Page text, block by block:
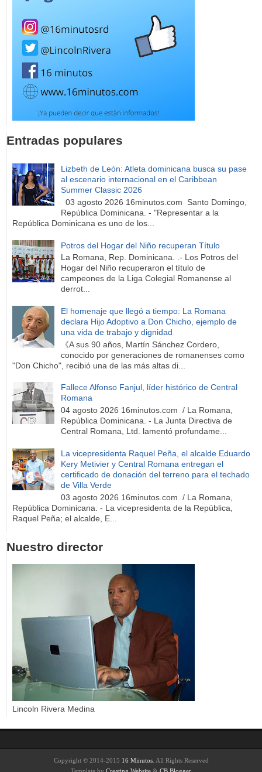
Entradas populares
Lizbeth de León: Atleta dominicana busca su pase
al escenario internacional en el Caribbean
Summer Classic 2026
03 agosto 2026 16minutos.com Santo Domingo,
República Dominicana. - "Representar a la
República Dominicana es uno de los...
Potros del Hogar del Niño recuperan Título
La Romana, Rep. Dominicana. .- Los Potros del
Hogar del Niño recuperaron el título de
campeones de la Liga Colegial Romanense al
derrot...
El homenaje que llegó a tiempo: La Romana
declara Hijo Adoptivo a Don Chicho, ejemplo de
una vida de trabajo y dignidad
《A sus 90 años, Martín Sánchez Cordero,
conocido por generaciones de romanenses como
"Don Chicho", recibió una de las más altas di...
Fallece Alfonso Fanjul, líder histórico de Central
Romana
04 agosto 2026 16minutos.com / La Romana,
República Dominicana. - La Junta Directiva de
Central Romana, Ltd. lamentó profundame...
La vicepresidenta Raquel Peña, el alcalde Eduardo
Kery Metivier y Central Romana entregan el
certificado de donación del terreno para el techado
de Villa Verde
03 agosto 2026 16minutos.com / La Romana,
República Dominicana. - La vicepresidenta de la República,
Raquel Peña; el alcalde, E...
Nuestro director
Lincoln Rivera Medina
Copyright © 2014-2015 16 Minutos. All Rights Reserved